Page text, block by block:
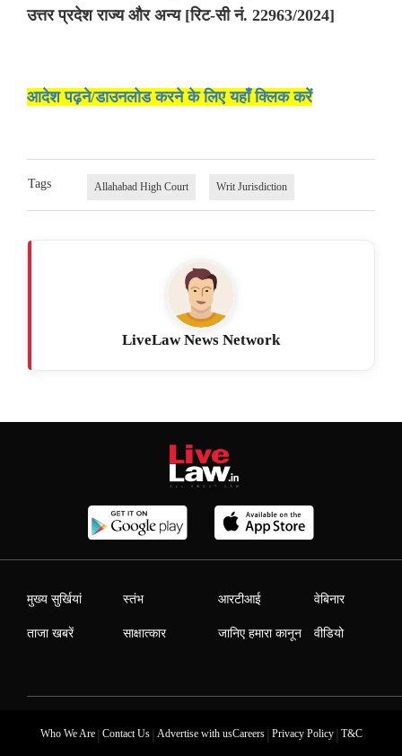
उत्तर प्रदेश राज्य और अन्य [रिट-सी नं. 22963/2024]
आदेश पढ़ने/डाउनलोड करने के लिए यहाँ क्लिक करें
Tags Allahabad High Court Writ Jurisdiction
LiveLaw News Network
मुख्य सुर्खियां
ताजा खबरें
स्तंभ
साक्षात्कार
आरटीआई
जानिए हमारा कानून
वेबिनार
वीडियो
Who We Are| Contact Us| Advertise with usCareers| Privacy Policy| T&C